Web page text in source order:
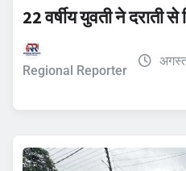
22 वर्षीय युवती ने दराती
Regional Reporter